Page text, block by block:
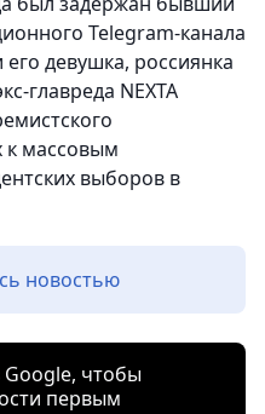
Telegram-канала
девушка, россиянка
главреда NEXTA
массовым
выборов в
новостью
чтобы
первым